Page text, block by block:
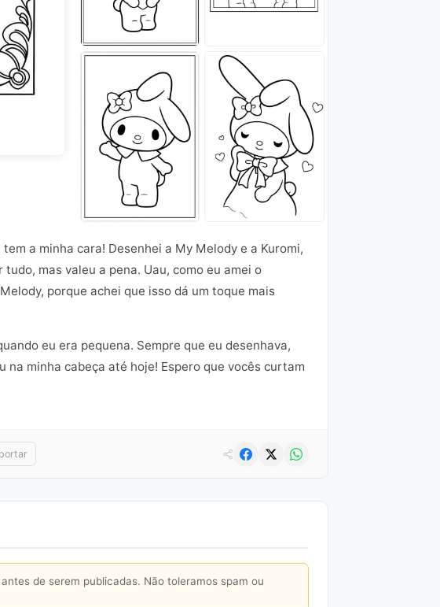
a minha cara! Desenhei a My Melody e a Kuromi,
mas valeu a pena. Uau, como eu amei o
porque achei que isso dá um toque mais
eu era pequena. Sempre que eu desenhava,
minha cabeça até hoje! Espero que vocês curtam
de serem publicadas. Não toleramos spam ou